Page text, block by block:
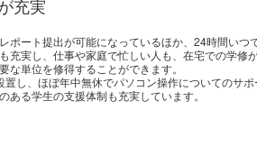
充実
ポート提出が可能になっているほか、24時間いつ
充実し、仕事や家庭で忙しい人も、在宅での学修
単位を修得することができます。
し、ほぼ年中無休でパソコン操作についてのサポ
ある学生の支援体制も充実しています。